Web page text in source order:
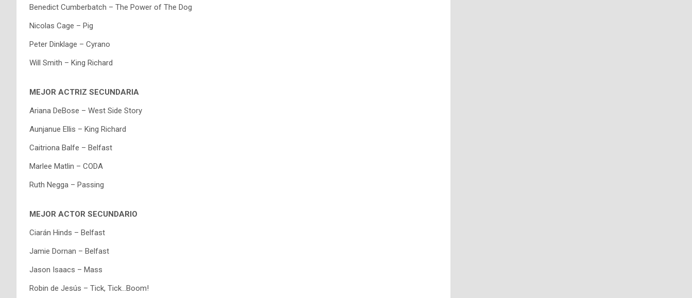
Benedict Cumberbatch – The Power of The Dog
Nicolas Cage – Pig
Peter Dinklage – Cyrano
Will Smith – King Richard
MEJOR ACTRIZ SECUNDARIA
Ariana DeBose – West Side Story
Aunjanue Ellis – King Richard
Caitriona Balfe – Belfast
Marlee Matlin – CODA
Ruth Negga – Passing
MEJOR ACTOR SECUNDARIO
Ciarán Hinds – Belfast
Jamie Dornan – Belfast
Jason Isaacs – Mass
Robin de Jesús – Tick, Tick…Boom!